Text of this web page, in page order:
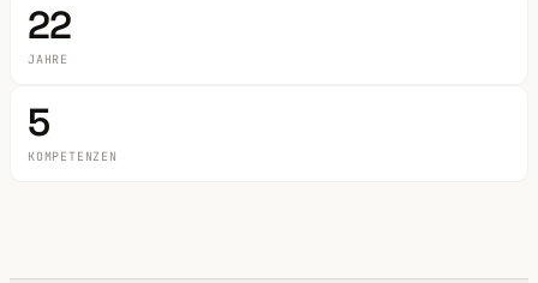
22
JAHRE
5
KOMPETENZEN